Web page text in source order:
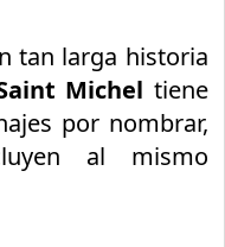
tan larga historia
Michel tiene
por nombrar,
al mismo